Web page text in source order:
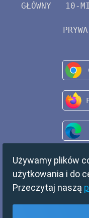
GŁÓWNY 10-
Używamy plików
użytkowania i do
Przeczytaj naszą